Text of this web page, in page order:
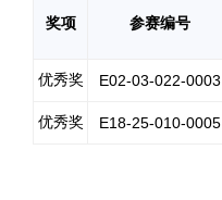
奖项 参赛编号
优秀奖 E02-03-022-0003
优秀奖 E18-25-010-0005